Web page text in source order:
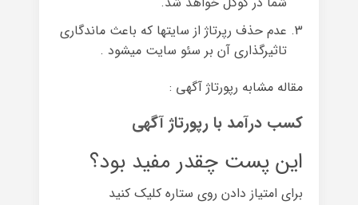
عدم حذف رپرتاژ از سایتها که باعث ماندگاری
تاثیرگذاری آن بر سئو سایت میشود .
مقاله مشابه رپورتاژ آگهی :
کسب درآمد با رپورتاژ آگهی
این پست چقدر مفید بود؟
برای امتیاز دادن روی ستاره کلیک کنید